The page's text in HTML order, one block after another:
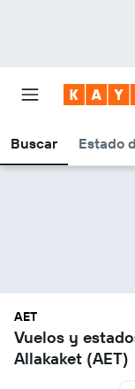
Buscar Estado
AET
Vuelos y
Allakaket (AET)